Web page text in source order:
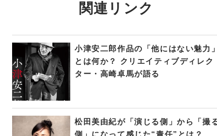
関連リンク
小津安二郎作品の「他にはない魅力
とは何か？ クリエイティブディレク
ター・高崎卓馬が語る
松田美由紀が「演じる側」から「撮